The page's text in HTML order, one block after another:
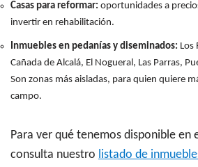
Casas para reformar: oportunidades a
invertir en rehabilitación.
Inmuebles en pedanías y diseminados: Los
Cañada de Alcalá, El Nogueral, Las Parras,
Son zonas más aisladas, para quien quiere
campo.
Para ver qué tenemos disponible en
consulta nuestro listado de